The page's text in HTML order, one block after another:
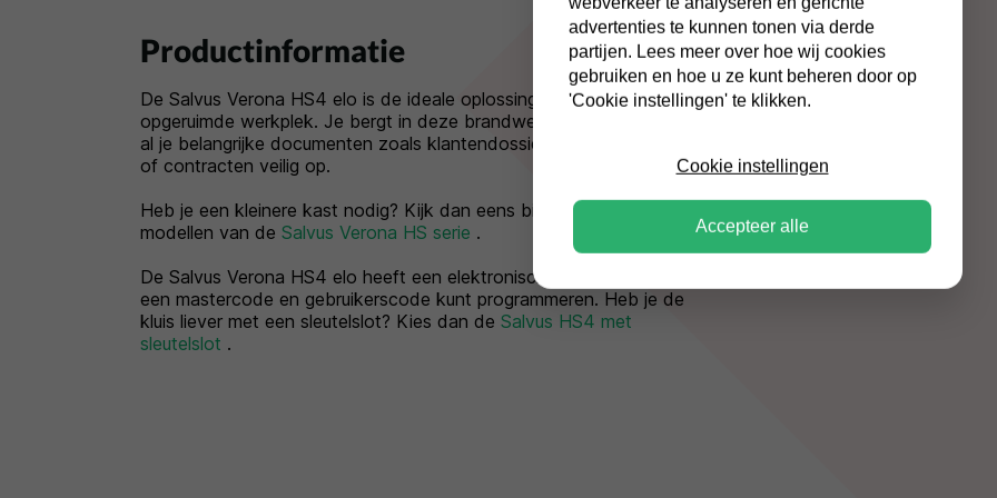
Productinformatie
De Salvus Verona HS4 elo is de ideale oplossing voor een
opgeruimde werkplek. Je bergt in deze brandwerende archiefkast
al je belangrijke documenten zoals klantendossiers, jaarverslagen
of contracten veilig op.
Heb je een kleinere kast nodig? Kijk dan eens bij de andere
modellen van de Salvus Verona HS serie .
De Salvus Verona HS4 elo heeft een elektronisch slot waarmee je
een mastercode en gebruikerscode kunt programmeren. Heb je de
kluis liever met een sleutelslot? Kies dan de Salvus HS4 met
sleutelslot .
advertenties te kunnen tonen via derde
partijen. Lees meer over hoe wij cookies
gebruiken en hoe u ze kunt beheren door op
'Cookie instellingen' te klikken.
Cookie instellingen
Accepteer alle